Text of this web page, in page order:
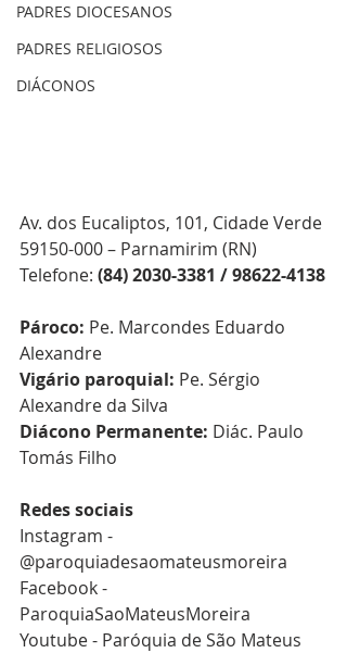
PADRES DIOCESANOS
PADRES RELIGIOSOS
DIÁCONOS
Av. dos Eucaliptos, 101, Cidade Verde
59150-000 – Parnamirim (RN)
Telefone: (84) 2030-3381 / 98622-4138
Pároco: Pe. Marcondes Eduardo
Alexandre
Vigário paroquial: Pe. Sérgio
Alexandre da Silva
Diácono Permanente: Diác. Paulo
Tomás Filho
Redes sociais
Instagram -
@paroquiadesaomateusmoreira
Facebook -
ParoquiaSaoMateusMoreira
Youtube - Paróquia de São Mateus